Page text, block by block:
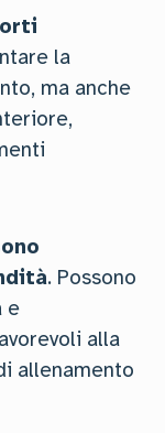
la
ma anche
. Possono
e
alla
allenamento